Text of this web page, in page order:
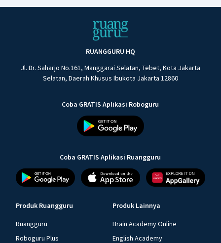
RUANGGURU HQ
Jl. Dr. Saharjo No.161, Manggarai Selatan, Tebet, Kota Jakarta
Selatan, Daerah Khusus Ibukota Jakarta 12860
Coba GRATIS Aplikasi Roboguru
Coba GRATIS Aplikasi Ruangguru
Produk Ruangguru
Ruangguru
Roboguru Plus
Produk Lainnya
Brain Academy Online
English Academy